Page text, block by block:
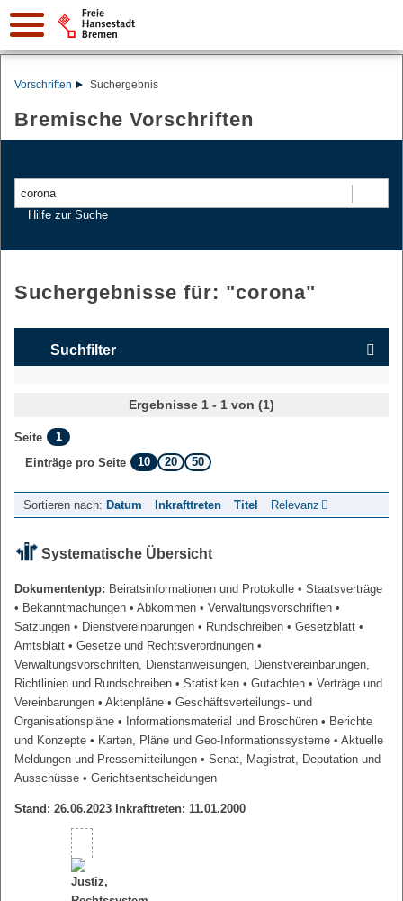
Vorschriften Suchergebnis
Bremische Vorschriften
Hilfe zur Suche
Suchergebnisse für: "corona"
Suchfilter
Ergebnisse 1 - 1 von (1)
Seite
1
Einträge pro Seite
10 20 50
Sortieren nach: Datum Inkrafttreten Titel Relevanz
Systematische Übersicht
Dokumententyp: Beiratsinformationen und Protokolle • Staatsverträge
• Bekanntmachungen • Abkommen • Verwaltungsvorschriften •
Satzungen • Dienstvereinbarungen • Rundschreiben • Gesetzblatt •
Amtsblatt • Gesetze und Rechtsverordnungen •
Verwaltungsvorschriften, Dienstanweisungen, Dienstvereinbarungen,
Richtlinien und Rundschreiben • Statistiken • Gutachten • Verträge und
Vereinbarungen • Aktenpläne • Geschäftsverteilungs- und
Organisationspläne • Informationsmaterial und Broschüren • Berichte
und Konzepte • Karten, Pläne und Geo-Informationssysteme • Aktuelle
Meldungen und Pressemitteilungen • Senat, Magistrat, Deputation und
Ausschüsse • Gerichtsentscheidungen
Stand: 26.06.2023 Inkrafttreten: 11.01.2000